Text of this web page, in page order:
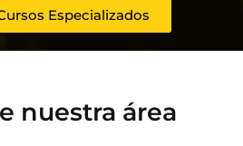
Especializados
nuestra área